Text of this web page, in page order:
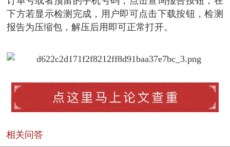
下方若显示检测完成，用户即可点击下载按钮，检测
报告为压缩包，解压后用即可正常打开。
相关问答